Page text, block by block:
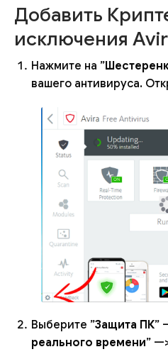
Добавить
исключения
Нажмите на ”
вашего антивируса.
Выберите ”Защита ПК”
реального времени”